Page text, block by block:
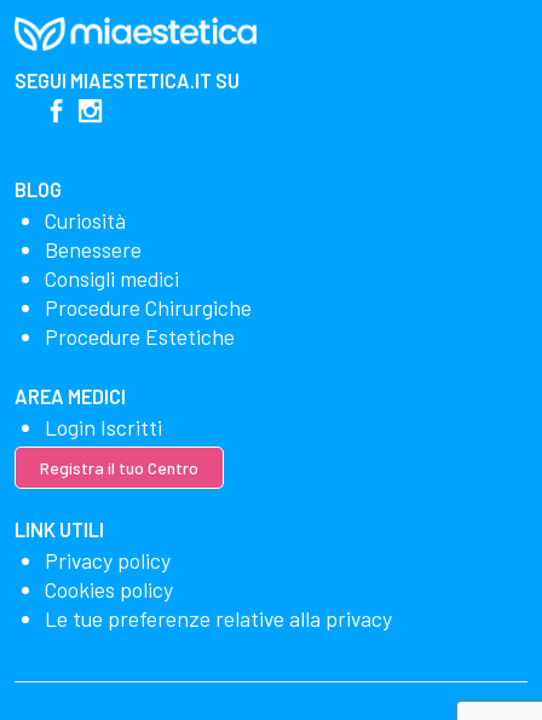
SEGUI MIAESTETICA.IT SU
BLOG
Curiosità
Benessere
Consigli medici
Procedure Chirurgiche
Procedure Estetiche
AREA MEDICI
Login Iscritti
Registra il tuo Centro
LINK UTILI
Privacy policy
Cookies policy
Le tue preferenze relative alla privacy